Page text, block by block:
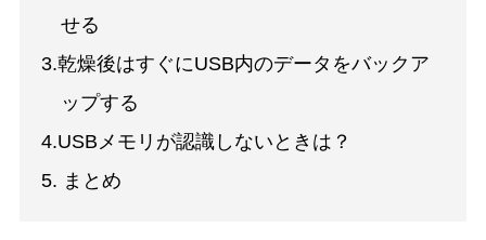
せる
3.乾燥後はすぐにUSB内のデータをバックア
ップする
4.USBメモリが認識しないときは？
5. まとめ